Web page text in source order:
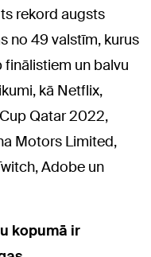
rekord augsts
no 49 valstīm, kurus
un balvu
kā Netflix,
Qatar 2022,
Motors Limited,
Adobe un
kopumā ir